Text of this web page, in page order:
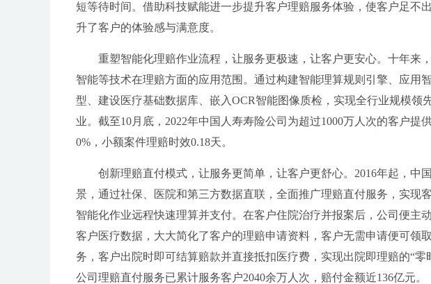
短等待时间。借助科技赋能进一步提升客户理赔服务体验，使客户足不
升了客户的体验感与满意度。
重塑智能化理赔作业流程，让服务更极速，让客户更安心。十年来
智能等技术在理赔方面的应用范围。通过构建智能理算规则引擎、应用
型、建设医疗基础数据库、嵌入OCR智能图像质检，实现全行业规模领
业。截至10月底，2022年中国人寿寿险公司为超过1000万人次的客户提
0%，小额案件理赔时效0.18天。
创新理赔直付模式，让服务更简单，让客户更舒心。2016年起，中
景，通过社保、医院和第三方数据直联，全面推广理赔直付服务，实现
智能化作业远程快速理算并支付。在客户住院治疗并报案后，公司便主
客户医疗数据，大大简化了客户的理赔申请资料，客户无需申请便可领
务，客户出院时即可结算赔款并直接抵扣医疗费，实现出院即理赔的“零
公司理赔直付服务已累计服务客户2040余万人次，赔付金额近136亿元。